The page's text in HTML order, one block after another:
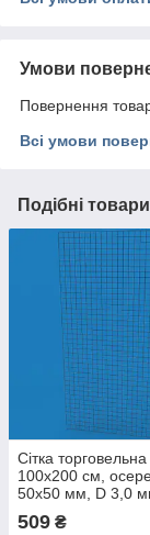
Умови
Повернення
Всі умови
Подібні
Сітка торговельна
100х200 см,
50х50 мм, D 3,0
509 ₴